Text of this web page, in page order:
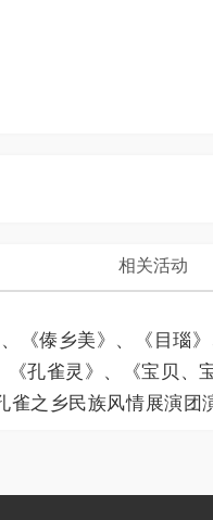
相关活动
傣乡美》、《目瑙
孔雀灵》、《宝贝、
之乡民族风情展演团